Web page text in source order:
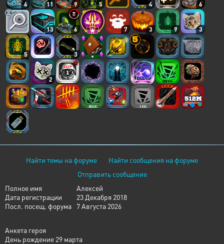
6 11 9 5 4 6
13 6 7 3 9 3
5 3
2
Найти темы на форуме
Найти сообщения на форуме
Отправить сообщение
Полное имя
Алексей
Дата регистрации
23 Декабря 2018
Посл. посещ. форума
7 Августа 2026
Анкета героя
День рождение 29 марта